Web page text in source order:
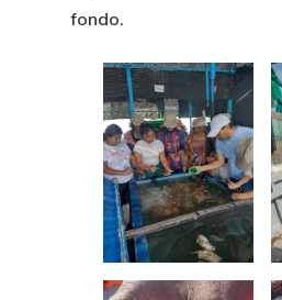
fondo.